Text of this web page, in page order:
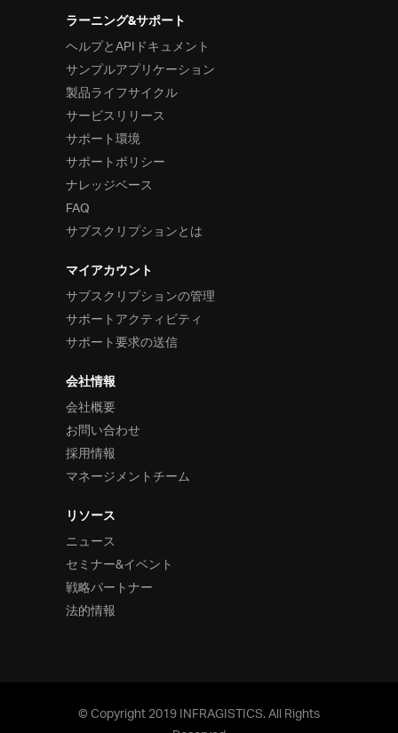
ラーニング&サポート
ヘルプとAPIドキュメント
サンプルアプリケーション
製品ライフサイクル
サービスリリース
サポート環境
サポートポリシー
ナレッジベース
FAQ
サブスクリプションとは
マイアカウント
サブスクリプションの管理
サポートアクティビティ
サポート要求の送信
会社情報
会社概要
お問い合わせ
採用情報
マネージメントチーム
リソース
ニュース
セミナー&イベント
戦略パートナー
法的情報
© Copyright 2019 INFRAGISTICS. All Rights